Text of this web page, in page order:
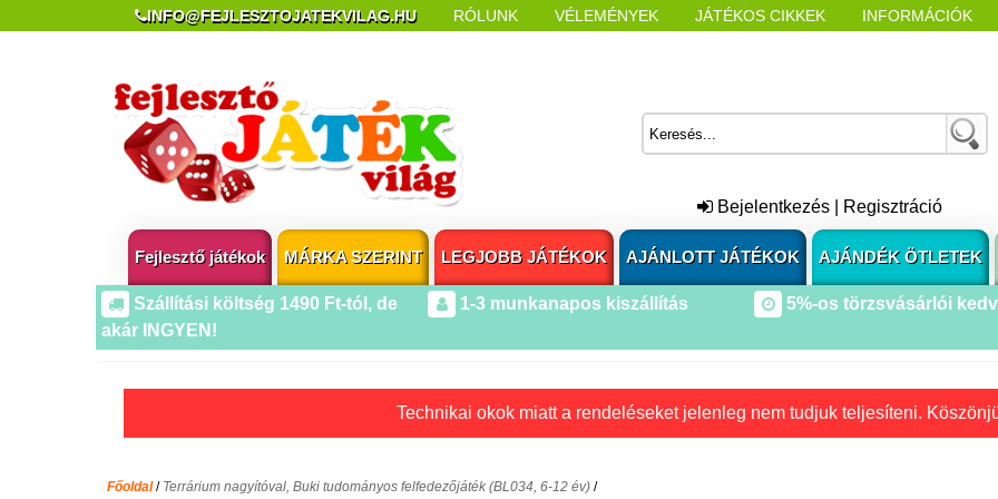
INFO@FEJLESZTOJATEKVILAG.HU RÓLUNK VÉLEMÉNYEK JÁTÉKOS CIKKEK INFORMÁCIÓK
Bejelentkezés Regisztráció
Fejlesztő játékok MÁRKA SZERINT LEGJOBB JÁTÉKOK AJÁNLOTT JÁTÉKOK AJÁNDÉK ÖTLETEK
Szállítási költség 1490 Ft-tól, de
akár INGYEN!
1-3 munkanapos kiszállítás 5%-os törzsvásárlói
Technikai okok miatt a rendeléseket jelenleg nem tudjuk teljesíteni.
Főoldal/ Terrárium nagyítóval, Buki tudományos felfedezőjáték (BL034, 6-12 év) /